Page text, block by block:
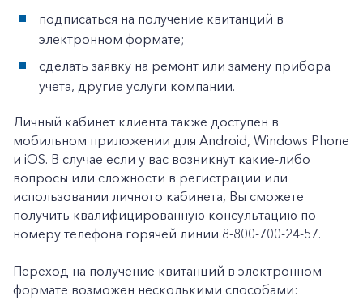
подписаться на получение квитанций в
электронном формате;
сделать заявку на ремонт или замену прибора
учета, другие услуги компании.
Личный кабинет клиента также доступен в
мобильном приложении для Android, Windows Phone
и iOS. В случае если у вас возникнут какие-либо
вопросы или сложности в регистрации или
использовании личного кабинета, Вы сможете
получить квалифицированную консультацию по
номеру телефона горячей линии 8-800-700-24-57.
Переход на получение квитанций в электронном
формате возможен несколькими способами: